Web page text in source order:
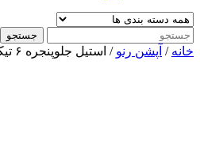
جستجو
خانه / آپشن رنو / استیل جلوپنجره ۶ تیکه ساندرو